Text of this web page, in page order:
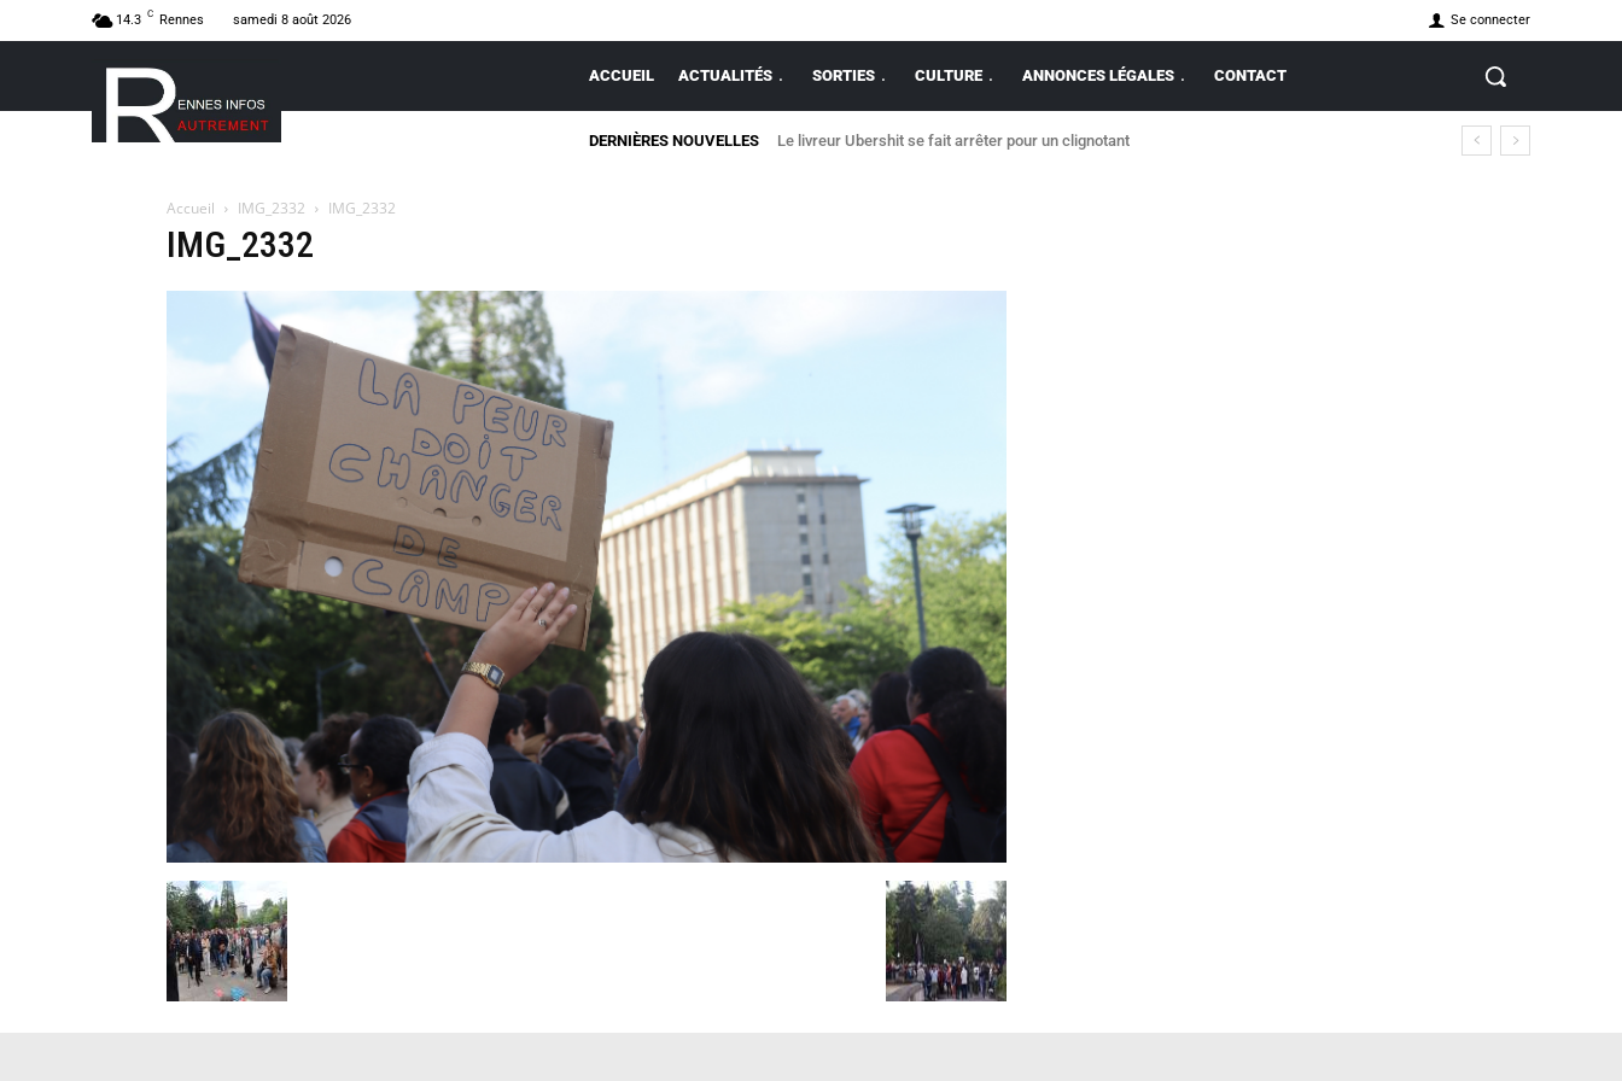
14.3 C Rennes samedi 8 août 2026 Se connecter
ACCUEIL ACTUALITÉS SORTIES CULTURE ANNONCES LÉGALES CONTACT
DERNIÈRES NOUVELLES Le livreur Ubershit se fait arrêter pour un clignotant
Accueil IMG_2332 IMG_2332
IMG_2332